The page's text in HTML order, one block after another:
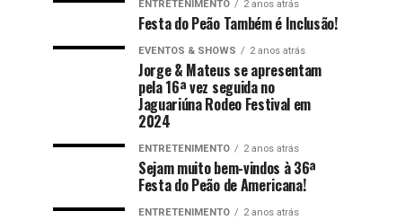
ENTRETENIMENTO 2 anos atrás
Festa do Peão Também é Inclusão!
EVENTOS & SHOWS 2 anos atrás
Jorge & Mateus se apresentam
pela 16ª vez seguida no
Jaguariúna Rodeo Festival em
2024
ENTRETENIMENTO 2 anos atrás
Sejam muito bem-vindos à 36ª
Festa do Peão de Americana!
ENTRETENIMENTO 2 anos atrás